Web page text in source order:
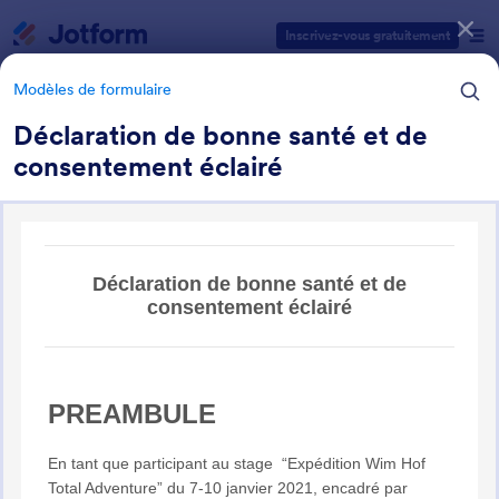
Inscrivez-vous gratuitement
Modèles de formulaire
Déclaration de bonne santé et de
consentement éclairé
Modèles de formulaire
Formulaires Santé
Catégories des modèles de formulaires